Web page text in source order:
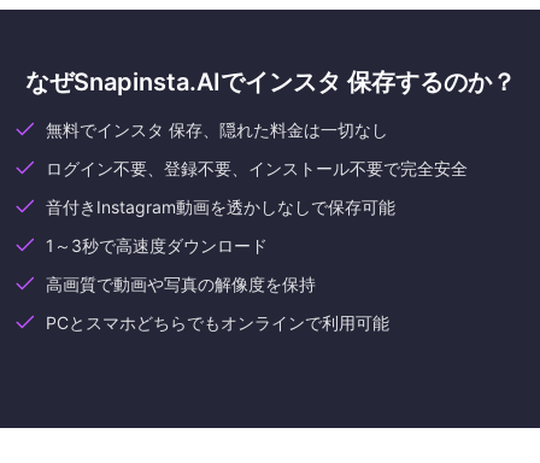
なぜSnapinsta.AIでインスタ 保存するのか？
無料でインスタ 保存、隠れた料金は一切なし
ログイン不要、登録不要、インストール不要で完全安全
音付きInstagram動画を透かしなしで保存可能
1～3秒で高速度ダウンロード
高画質で動画や写真の解像度を保持
PCとスマホどちらでもオンラインで利用可能